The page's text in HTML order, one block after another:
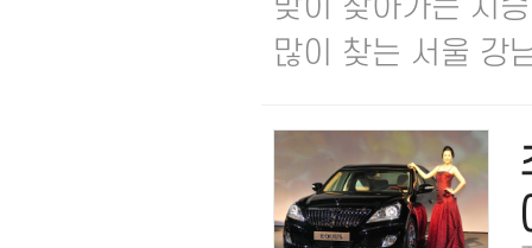
맞이 찾아가는 시
많이 찾는 서울 강